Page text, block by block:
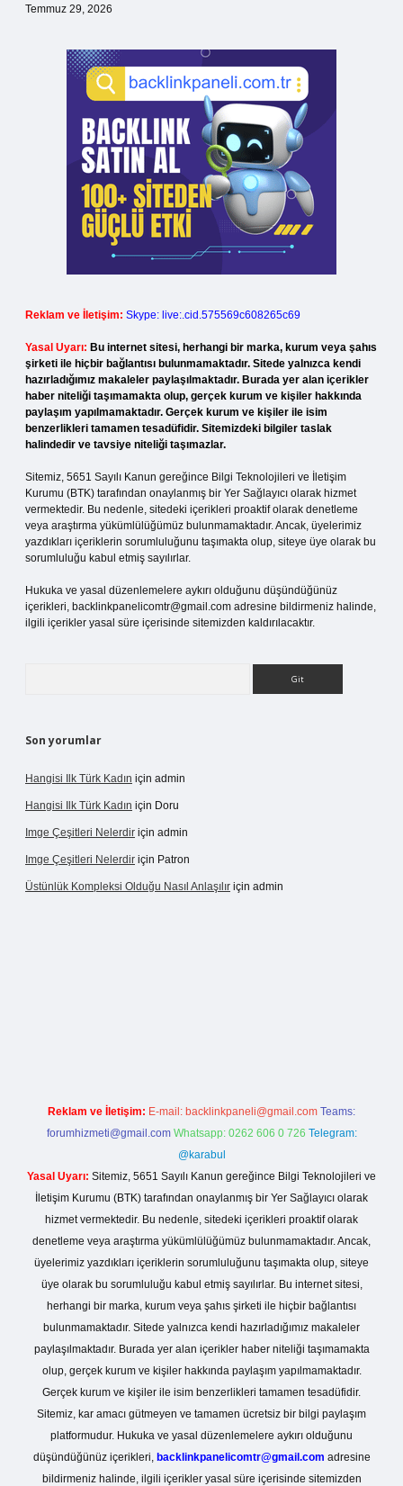
Temmuz 29, 2026
Reklam ve İletişim: Skype: live:.cid.575569c608265c69
Yasal Uyarı: Bu internet sitesi, herhangi bir marka, kurum veya şahıs
şirketi ile hiçbir bağlantısı bulunmamaktadır. Sitede yalnızca kendi
hazırladığımız makaleler paylaşılmaktadır. Burada yer alan içerikler
haber niteliği taşımamakta olup, gerçek kurum ve kişiler hakkında
paylaşım yapılmamaktadır. Gerçek kurum ve kişiler ile isim
benzerlikleri tamamen tesadüfidir. Sitemizdeki bilgiler taslak
halindedir ve tavsiye niteliği taşımazlar.
Sitemiz, 5651 Sayılı Kanun gereğince Bilgi Teknolojileri ve İletişim
Kurumu (BTK) tarafından onaylanmış bir Yer Sağlayıcı olarak hizmet
vermektedir. Bu nedenle, sitedeki içerikleri proaktif olarak denetleme
veya araştırma yükümlülüğümüz bulunmamaktadır. Ancak, üyelerimiz
yazdıkları içeriklerin sorumluluğunu taşımakta olup, siteye üye olarak bu
sorumluluğu kabul etmiş sayılırlar.
Hukuka ve yasal düzenlemelere aykırı olduğunu düşündüğünüz
içerikleri, backlinkpanelicomtr@gmail.com adresine bildirmeniz halinde,
ilgili içerikler yasal süre içerisinde sitemizden kaldırılacaktır.
Son yorumlar
Hangisi Ilk Türk Kadın için admin
Hangisi Ilk Türk Kadın için Doru
Imge Çeşitleri Nelerdir için admin
Imge Çeşitleri Nelerdir için Patron
Üstünlük Kompleksi Olduğu Nasıl Anlaşılır için admin
Reklam ve İletişim: E-mail: backlinkpaneli@gmail.com Teams:
forumhizmeti@gmail.com Whatsapp: 0262 606 0 726 Telegram:
@karabul
Yasal Uyarı: Sitemiz, 5651 Sayılı Kanun gereğince Bilgi Teknolojileri ve
İletişim Kurumu (BTK) tarafından onaylanmış bir Yer Sağlayıcı olarak
hizmet vermektedir. Bu nedenle, sitedeki içerikleri proaktif olarak
denetleme veya araştırma yükümlülüğümüz bulunmamaktadır. Ancak,
üyelerimiz yazdıkları içeriklerin sorumluluğunu taşımakta olup, siteye
üye olarak bu sorumluluğu kabul etmiş sayılırlar. Bu internet sitesi,
herhangi bir marka, kurum veya şahıs şirketi ile hiçbir bağlantısı
bulunmamaktadır. Sitede yalnızca kendi hazırladığımız makaleler
paylaşılmaktadır. Burada yer alan içerikler haber niteliği taşımamakta
olup, gerçek kurum ve kişiler hakkında paylaşım yapılmamaktadır.
Gerçek kurum ve kişiler ile isim benzerlikleri tamamen tesadüfidir.
Sitemiz, kar amacı gütmeyen ve tamamen ücretsiz bir bilgi paylaşım
platformudur. Hukuka ve yasal düzenlemelere aykırı olduğunu
düşündüğünüz içerikleri, backlinkpanelicomtr@gmail.com adresine
bildirmeniz halinde, ilgili içerikler yasal süre içerisinde sitemizden